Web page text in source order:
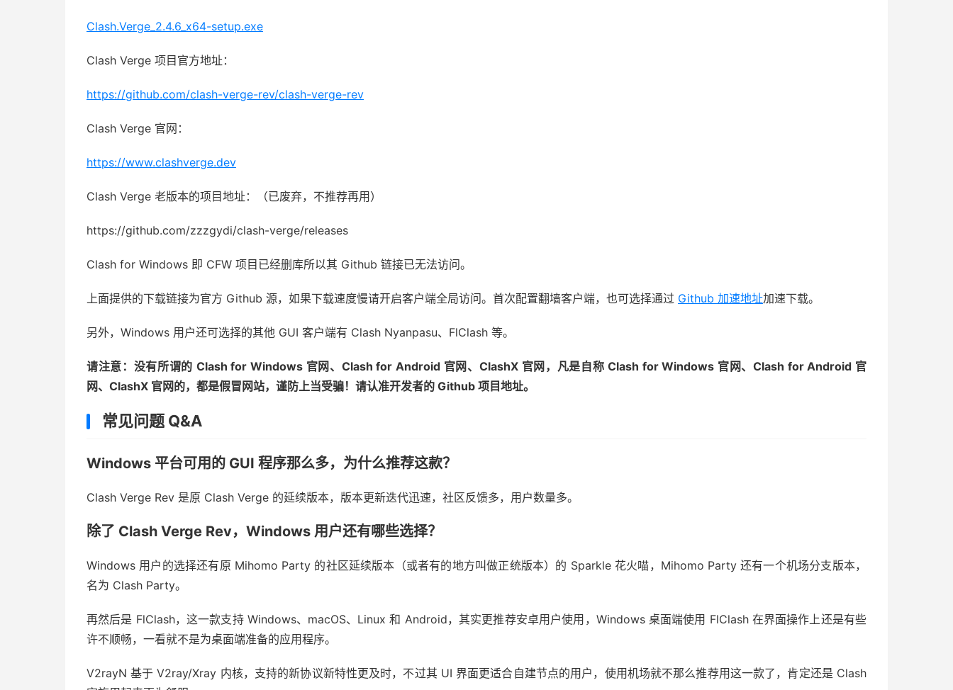
Clash.Verge_2.4.6_x64-setup.exe
Clash Verge 项目官方地址：
https://github.com/clash-verge-rev/clash-verge-rev
Clash Verge 官网：
https://www.clashverge.dev
Clash Verge 老版本的项目地址：（已废弃，不推荐再用）
https://github.com/zzzgydi/clash-verge/releases
Clash for Windows 即 CFW 项目已经删库所以其 Github 链接已无法访问。
上面提供的下载链接为官方 Github 源，如果下载速度慢请开启客户端全局访问。首次配置翻墙客户端，也可选择通过 Github 加速地址加速下载。
另外，Windows 用户还可选择的其他 GUI 客户端有 Clash Nyanpasu、FlClash 等。
请注意：没有所谓的 Clash for Windows 官网、Clash for Android 官网、ClashX 官网，凡是自称 Clash for Windows 官网、Clash for Android 官
网、ClashX 官网的，都是假冒网站，谨防上当受骗！请认准开发者的 Github 项目地址。
常见问题 Q&A
Windows 平台可用的 GUI 程序那么多，为什么推荐这款？
Clash Verge Rev 是原 Clash Verge 的延续版本，版本更新迭代迅速，社区反馈多，用户数量多。
除了 Clash Verge Rev，Windows 用户还有哪些选择？
Windows 用户的选择还有原 Mihomo Party 的社区延续版本（或者有的地方叫做正统版本）的 Sparkle 花火喵，Mihomo Party 还有一个机场分支版本，
名为 Clash Party。
再然后是 FlClash，这一款支持 Windows、macOS、Linux 和 Android，其实更推荐安卓用户使用，Windows 桌面端使用 FlClash 在界面操作上还是有些
许不顺畅，一看就不是为桌面端准备的应用程序。
V2rayN 基于 V2ray/Xray 内核，支持的新协议新特性更及时，不过其 UI 界面更适合自建节点的用户，使用机场就不那么推荐用这一款了，肯定还是 Clash